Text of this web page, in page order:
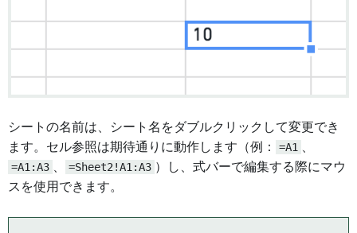
シートの名前は、シート名をダブルクリックして変更でき
ます。セル参照は期待通りに動作します（例：
=A1 、
=A1:A3 、 =Sheet2!A1:A3 ）し、式バーで編集する際にマウ
スを使用できます。